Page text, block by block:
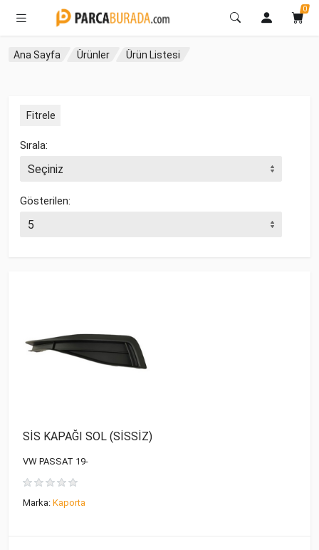
0
Ana Sayfa Ürünler Ürün Listesi
Fitrele
Sırala:
Gösterilen:
SİS KAPAĞI SOL (SİSSİZ)
VW PASSAT 19-
Marka: Kaporta